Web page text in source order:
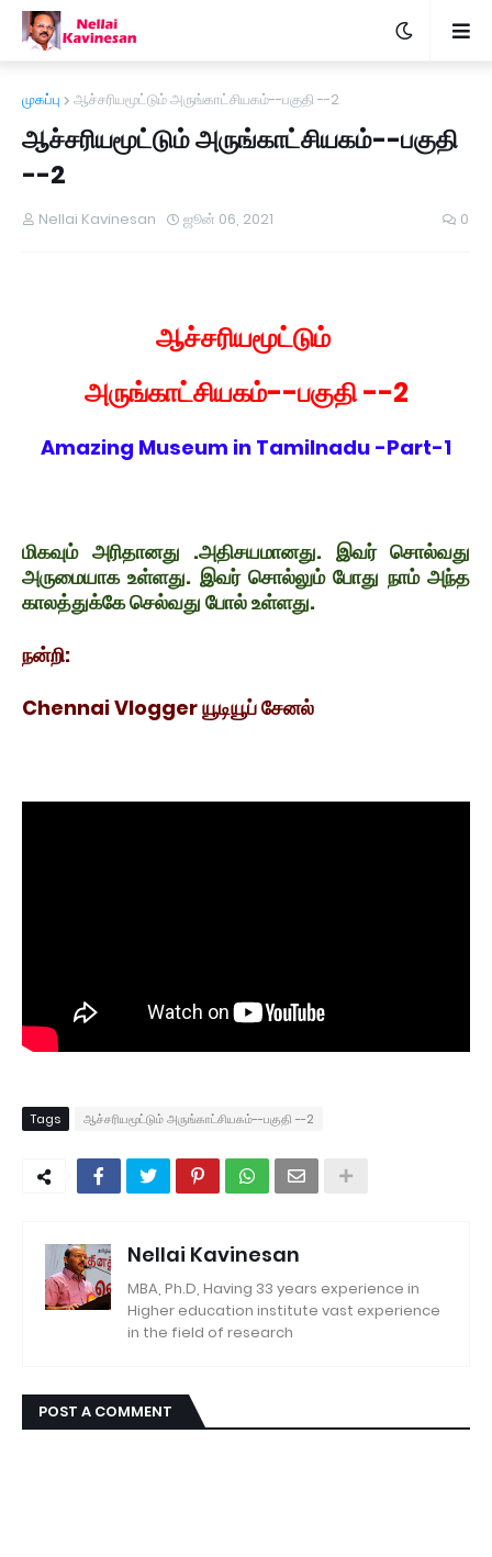
முகப்பு ஆச்சரியமூட்டும் அருங்காட்சியகம்--பகுதி --2
ஆச்சரியமூட்டும் அருங்காட்சியகம்--பகுதி
--2
Nellai Kavinesan ஜூன் 06, 2021 0
ஆச்சரியமூட்டும்
அருங்காட்சியகம்--பகுதி --2
Amazing Museum in Tamilnadu -Part-1
மிகவும் அரிதானது .அதிசயமானது. இவர் சொல்வது
அருமையாக உள்ளது. இவர் சொல்லும் போது நாம் அந்த
காலத்துக்கே செல்வது போல் உள்ளது.
நன்றி:
Chennai Vlogger யூடியூப் சேனல்
Tags ஆச்சரியமூட்டும் அருங்காட்சியகம்--பகுதி --2
Nellai Kavinesan
MBA, Ph.D, Having 33 years experience in
Higher education institute vast experience
in the field of research
POST A COMMENT